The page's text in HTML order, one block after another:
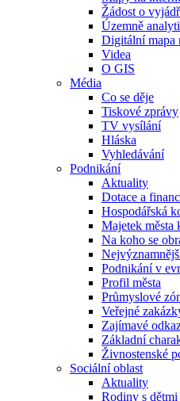
Žádost o
Územně
Digitální mapa
Videa
O GIS
Média
Co se děje
Tiskové zprávy
TV vysílání
Hláska
Vyhledávání
Podnikání
Aktuality
Dotace a
Hospodářská
Majetek města
Na koho se
Podnikání v
Profil města
Průmyslové
Veřejné
Zajímavé
Základní
Živnostenské
Sociální oblast
Aktuality
Rodiny s dětmi